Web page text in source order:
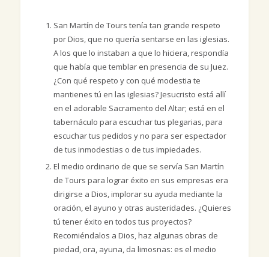
San Martín de Tours tenía tan grande respeto
por Dios, que no quería sentarse en las iglesias.
A los que lo instaban a que lo hiciera, respondía
que había que temblar en presencia de su Juez.
¿Con qué respeto y con qué modestia te
mantienes tú en las iglesias? Jesucristo está allí
en el adorable Sacramento del Altar; está en el
tabernáculo para escuchar tus plegarias, para
escuchar tus pedidos y no para ser espectador
de tus inmodestias o de tus impiedades.
El medio ordinario de que se servía San Martín
de Tours para lograr éxito en sus empresas era
dirigirse a Dios, implorar su ayuda mediante la
oración, el ayuno y otras austeridades. ¿Quieres
tú tener éxito en todos tus proyectos?
Recomiéndalos a Dios, haz algunas obras de
piedad, ora, ayuna, da limosnas: es el medio